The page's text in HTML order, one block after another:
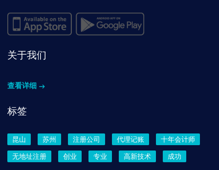
关于我们
查看详细
标签
昆山 苏州 注册公司 代理记账 十年会计师
无地址注册 创业 专业 高新技术 成功